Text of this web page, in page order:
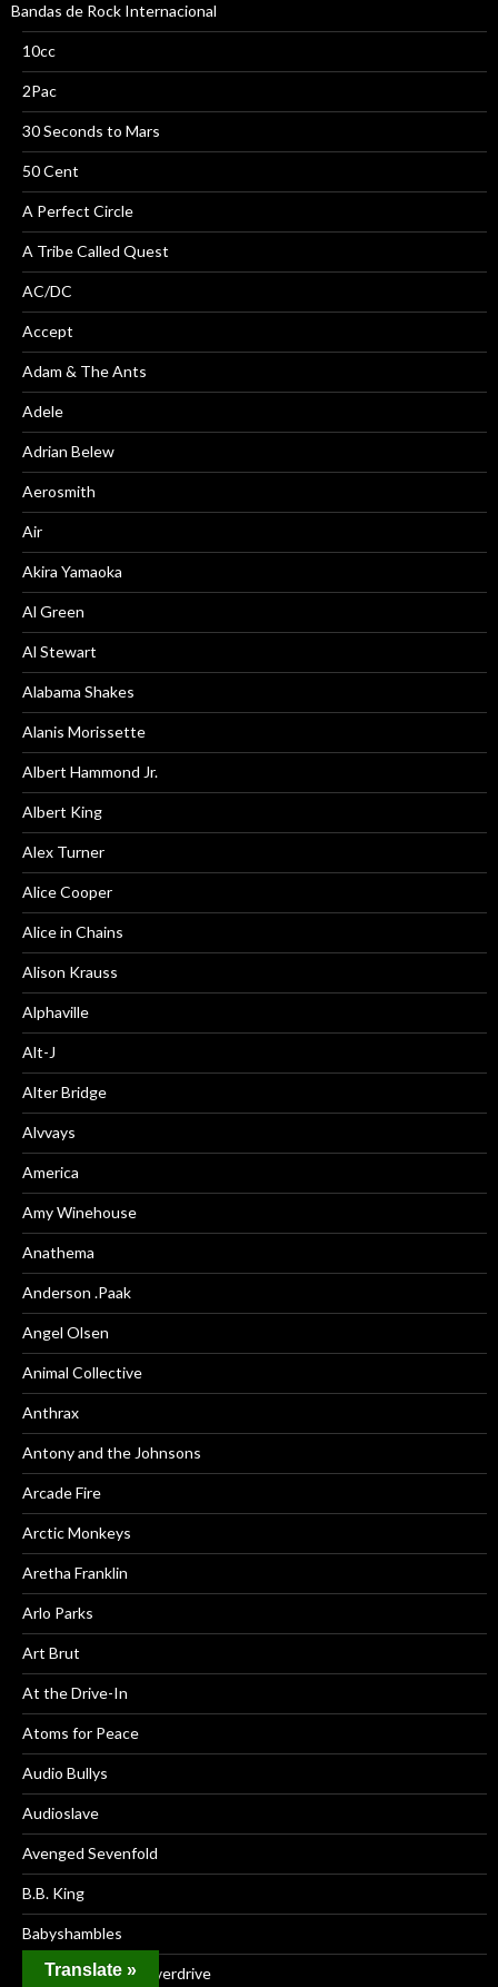
Bandas de Rock Internacional
10cc
2Pac
30 Seconds to Mars
50 Cent
A Perfect Circle
A Tribe Called Quest
AC/DC
Accept
Adam & The Ants
Adele
Adrian Belew
Aerosmith
Air
Akira Yamaoka
Al Green
Al Stewart
Alabama Shakes
Alanis Morissette
Albert Hammond Jr.
Albert King
Alex Turner
Alice Cooper
Alice in Chains
Alison Krauss
Alphaville
Alt-J
Alter Bridge
Alvvays
America
Amy Winehouse
Anathema
Anderson .Paak
Angel Olsen
Animal Collective
Anthrax
Antony and the Johnsons
Arcade Fire
Arctic Monkeys
Aretha Franklin
Arlo Parks
Art Brut
At the Drive-In
Atoms for Peace
Audio Bullys
Audioslave
Avenged Sevenfold
B.B. King
Babyshambles
Bachman-Turner Overdrive
Translate »